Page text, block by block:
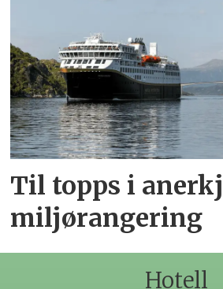
Til topps i
miljørangering
Hotell